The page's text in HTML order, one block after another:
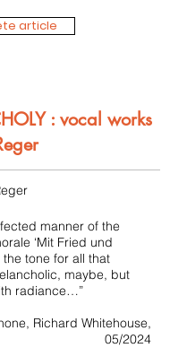
article
: vocal works
manner of the
‘Mit Fried und
the tone for all that
maybe, but
radiance…”
Richard Whitehouse,
05/2024